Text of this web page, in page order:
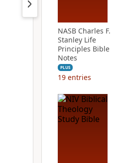
NASB Charles F.
Stanley Life
Principles Bible
Notes
PLUS
19 entries